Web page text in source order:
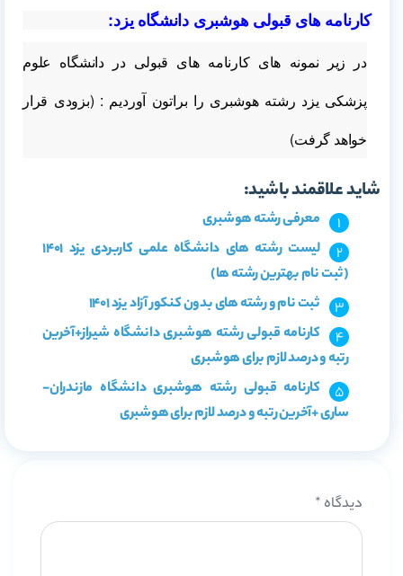
کارنامه های قبولی هوشبری دانشگاه یزد:
در زیر نمونه های کارنامه های قبولی در دانشگاه علوم
پزشکی یزد رشته هوشبری را براتون آوردیم : (بزودی قرار
خواهد گرفت)
شاید علاقمند باشید:
معرفی رشته هوشبری
لیست رشته های دانشگاه علمی کاربردی یزد 1401
(ثبت نام بهترین رشته ها)
ثبت نام و رشته های بدون کنکور آزاد یزد 1401
کارنامه قبولی رشته هوشبری دانشگاه شیراز+آخرین
رتبه و درصد لازم برای هوشبری
کارنامه قبولی رشته هوشبری دانشگاه مازندران-
ساری +آخرین رتبه و درصد لازم برای هوشبری
دیدگاه *